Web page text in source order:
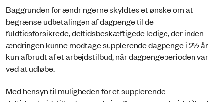
Baggrunden for ændringerne skyldtes et ønske om at
begrænse udbetalingen af dagpenge til de
fuldtidsforsikrede, deltidsbeskæftigede ledige, der inden
ændringen kunne modtage supplerende dagpenge i 2½ år -
kun afbrudt af et arbejdstilbud, når dagpengeperioden var
ved at udløbe.
Med hensyn til muligheden for et supplerende